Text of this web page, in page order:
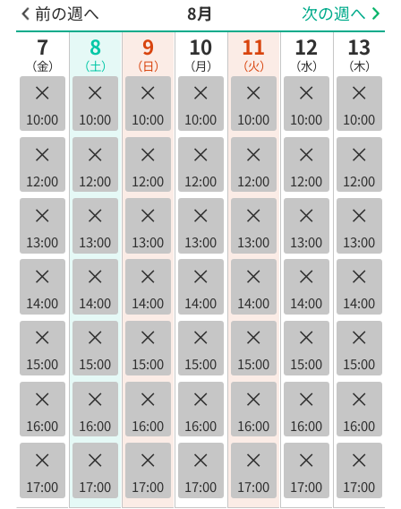
前の週へ 8月 次の週へ
7
（金）
×
10:00
×
12:00
×
13:00
×
14:00
×
15:00
×
16:00
×
17:00
8
（土）
×
10:00
×
12:00
×
13:00
×
14:00
×
15:00
×
16:00
×
17:00
9
（日）
×
10:00
×
12:00
×
13:00
×
14:00
×
15:00
×
16:00
×
17:00
10
（月）
×
10:00
×
12:00
×
13:00
×
14:00
×
15:00
×
16:00
×
17:00
11
（火）
×
10:00
×
12:00
×
13:00
×
14:00
×
15:00
×
16:00
×
17:00
12
（水）
×
10:00
×
12:00
×
13:00
×
14:00
×
15:00
×
16:00
×
17:00
13
（木）
×
10:00
×
12:00
×
13:00
×
14:00
×
15:00
×
16:00
×
17:00